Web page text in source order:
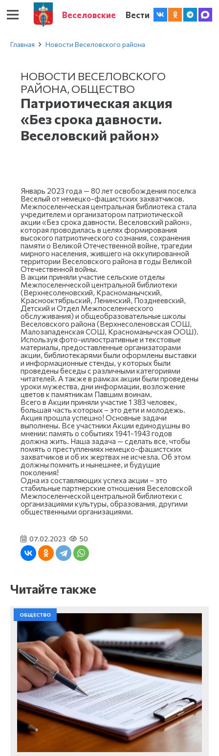
Веселовские Вести
Главная Новости Веселовского района
НОВОСТИ ВЕСЕЛОВСКОГО
РАЙОНА, ОБЩЕСТВО
Патриотическая акция
«Без срока давности.
Веселовский район»
Январь 2023 года — 80 лет освобождения поселка
Веселый от немецко-фашистских захватчиков.
Межпоселенческая центральная библиотека стала
учредителем и организатором патриотической
акции «Без срока давности. Веселовский район»,
которая проводилась в целях формирования
высокого патриотического сознания, сохранения
памяти о Великой Отечественной войне, трагедии
мирного населения, жившего на оккупированной
территории Веселовского района в годы Великой
Отечественной войны.
В акции приняли участие сельские отделы
Межпоселенческой центральной библиотеки
(Верхнесоленовский, Красноманычский,
Краснооктябрьский, Ленинский, Позднеевский,
Детский и Отдел Межпоселенческого
обслуживания) и общеобразовательные школы
Веселовского района (Верхнесоленовская СОШ,
Малозападенская СОШ, Красноманычская ООШ).
Используя фото-иллюстративные и текстовые
материалы, предоставленные организаторами
акции, библиотекарями были оформлены выставки
и информационные стенды, у которых были
проведены беседы с различными категориями
читателей. А также в рамках акции были проведены
уроки мужества, дни информации, возложение
цветов к памятникам Павшим воинам.
Всего в Акции приняли участие 1 383 человек,
большая часть которых – это дети и молодежь.
Акция прошла успешно! Основные задачи
выполнены. Все участники Акции единодушны во
мнении: память о событиях 1941-1943 годов
должна жить. Наша задача — сделать все, чтобы
помять о преступлениях немецко-фашистских
захватчиков и об их жертвах не исчезла. Об этом
должны помнить и нынешнее, и будущие
поколения!
Одна из составляющих успеха акции – это
стабильные партнерские отношения Веселовской
Межпоселенческой центральной библиотеки с
организациями культуры, образования, другими
общественными организациями.
07.02.2023 50
Читайте также
ОБЩЕСТВО